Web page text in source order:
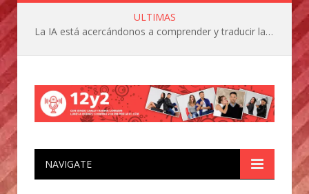
ULTIMAS
La IA está acercándonos a comprender y traducir las vocalizaciones y comportamientos de nuestras mascotas
NAVIGATE